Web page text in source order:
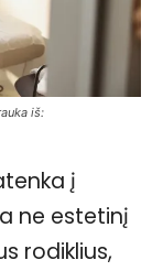
iš:
į
ne estetinį
rodiklius,